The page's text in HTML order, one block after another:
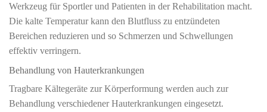
Werkzeug für Sportler und Patienten in der Rehabilitation macht.
Die kalte Temperatur kann den Blutfluss zu entzündeten
Bereichen reduzieren und so Schmerzen und Schwellungen
effektiv verringern.
Behandlung von Hauterkrankungen
Tragbare Kältegeräte zur Körperformung werden auch zur
Behandlung verschiedener Hauterkrankungen eingesetzt.